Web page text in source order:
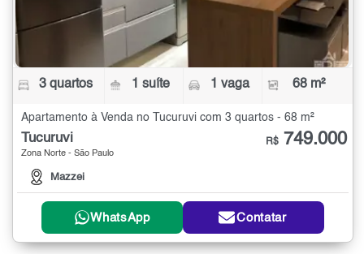
3 quartos 1 suíte 1 vaga 68 m²
Apartamento à Venda no Tucuruvi com 3 quartos - 68 m²
Tucuruvi
Zona Norte - São Paulo
Mazzei
R$ 749.000
WhatsApp Contatar